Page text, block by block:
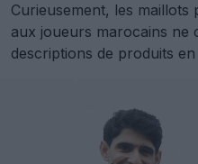
Curieusement, les maillots
aux joueurs marocains ne
descriptions de produits